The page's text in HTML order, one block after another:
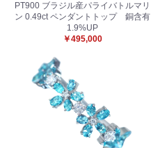
PT900 ブラジル産パライバトルマリ
ン 0.49ct ペンダントトップ 銅含有
1.9%UP
￥495,000